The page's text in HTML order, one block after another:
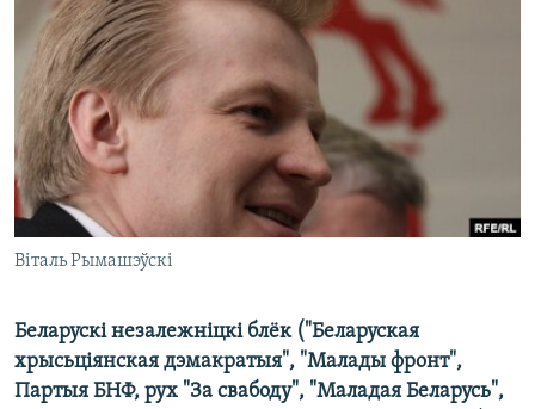
КУЛЬТУРА
КАЛЯНДАР
МОВА
НА ХВАЛЯХ СВАБОДЫ
Віталь Рымашэўскі
Беларускі незалежніцкі блёк ("Беларуская
хрысьціянская дэмакратыя", "Малады фронт",
Партыя БНФ, рух "За свабоду", "Маладая Беларусь",